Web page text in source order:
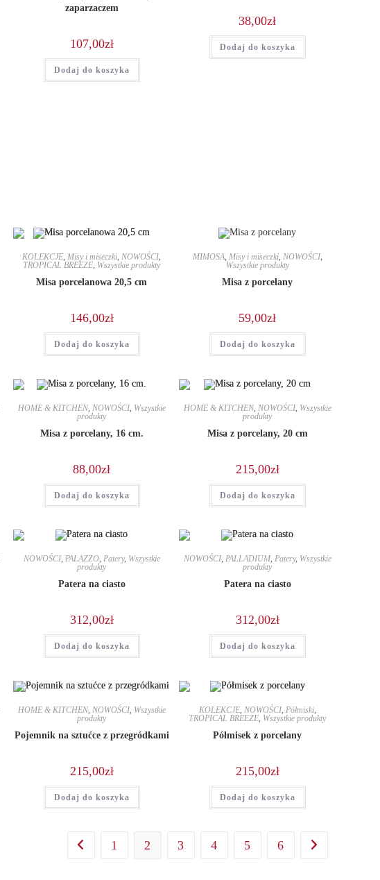
zaparzaczem
107,00zł
Dodaj do koszyka
38,00zł
Dodaj do koszyka
KOLEKCJE,Misy i miseczki,NOWOŚCI,
TROPICAL BREEZE, Wszystkie produkty
Misa porcelanowa 20,5 cm
146,00zł
Dodaj do koszyka
MIMOSA, Misy i miseczki, NOWOŚCI,
Wszystkie produkty
Misa z porcelany
59,00zł
Dodaj do koszyka
HOME & KITCHEN, NOWOŚCI, Wszystkie
produkty
Misa z porcelany, 16 cm.
88,00zł
Dodaj do koszyka
HOME & KITCHEN, NOWOŚCI, Wszystkie
produkty
Misa z porcelany, 20 cm
215,00zł
Dodaj do koszyka
NOWOŚCI, PALAZZO, Patery, Wszystkie
produkty
Patera na ciasto
312,00zł
Dodaj do koszyka
NOWOŚCI, PALLADIUM, Patery, Wszystkie
produkty
Patera na ciasto
312,00zł
Dodaj do koszyka
HOME & KITCHEN, NOWOŚCI, Wszystkie
produkty
Pojemnik na sztućce z przegródkami
215,00zł
Dodaj do koszyka
KOLEKCJE, NOWOŚCI, Półmiski,
TROPICAL BREEZE, Wszystkie produkty
Półmisek z porcelany
215,00zł
Dodaj do koszyka
1 2 3 4 5 6